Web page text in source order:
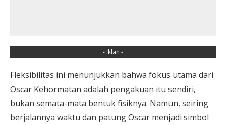
- Iklan -
Fleksibilitas ini menunjukkan bahwa fokus utama dari
Oscar Kehormatan adalah pengakuan itu sendiri,
bukan semata-mata bentuk fisiknya. Namun, seiring
berjalannya waktu dan patung Oscar menjadi simbol